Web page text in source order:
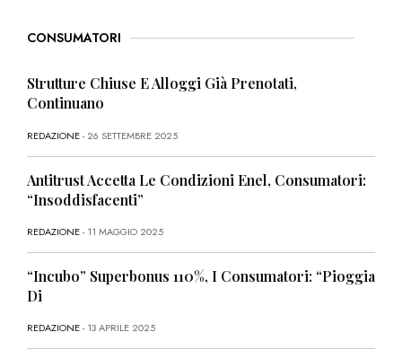
CONSUMATORI
Strutture Chiuse E Alloggi Già Prenotati,
Continuano
REDAZIONE- 26 SETTEMBRE 2025
Antitrust Accetta Le Condizioni Enel, Consumatori:
“Insoddisfacenti”
REDAZIONE- 11 MAGGIO 2025
“Incubo” Superbonus 110%, I Consumatori: “Pioggia
Di
REDAZIONE- 13 APRILE 2025